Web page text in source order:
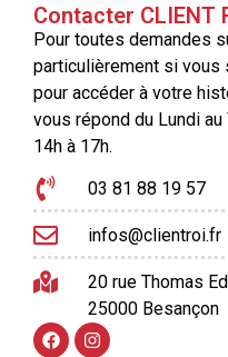
Contacter CLIENT
Pour toutes demandes
particulièrement si vous
pour accéder à votre
vous répond du Lundi
14h à 17h.
03 81 88 19 57
infos@clientroi.fr
20 rue Thomas
25000 Besançon